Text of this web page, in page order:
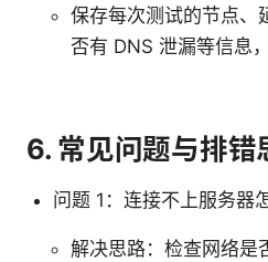
保存每次测试的节点、
否有 DNS 泄漏等信息
6. 常见问题与排错
问题 1：连接不上服务器
解决思路：检查网络是